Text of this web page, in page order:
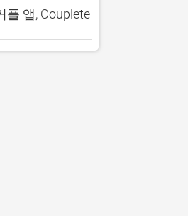
플 앱, Couplete